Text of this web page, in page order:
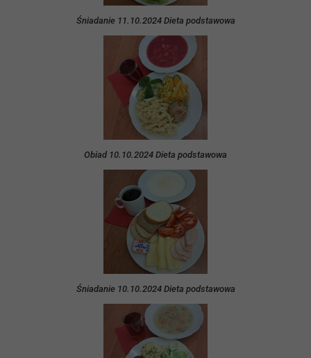
Śniadanie 11.10.2024 Dieta podstawowa
Obiad 10.10.2024 Dieta podstawowa
Śniadanie 10.10.2024 Dieta podstawowa